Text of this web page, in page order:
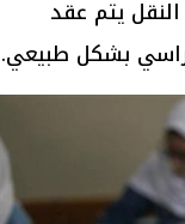
يتم عقد